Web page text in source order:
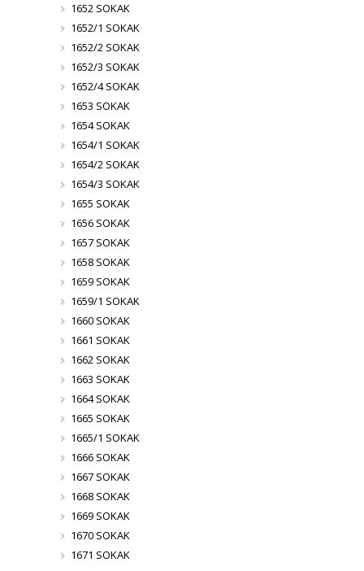
1652 SOKAK
1652/1 SOKAK
1652/2 SOKAK
1652/3 SOKAK
1652/4 SOKAK
1653 SOKAK
1654 SOKAK
1654/1 SOKAK
1654/2 SOKAK
1654/3 SOKAK
1655 SOKAK
1656 SOKAK
1657 SOKAK
1658 SOKAK
1659 SOKAK
1659/1 SOKAK
1660 SOKAK
1661 SOKAK
1662 SOKAK
1663 SOKAK
1664 SOKAK
1665 SOKAK
1665/1 SOKAK
1666 SOKAK
1667 SOKAK
1668 SOKAK
1669 SOKAK
1670 SOKAK
1671 SOKAK